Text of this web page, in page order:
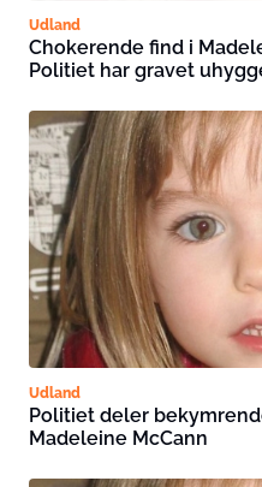
Udland
Chokerende find i
Politiet har gravet
Udland
Politiet deler
Madeleine McCann